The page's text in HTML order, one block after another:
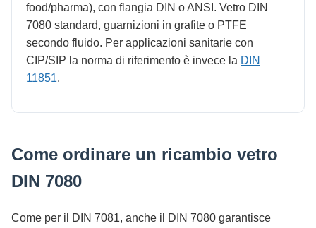
food/pharma), con flangia DIN o ANSI. Vetro DIN
7080 standard, guarnizioni in grafite o PTFE
secondo fluido. Per applicazioni sanitarie con
CIP/SIP la norma di riferimento è invece la DIN
11851.
Come ordinare un ricambio vetro
DIN 7080
Come per il DIN 7081, anche il DIN 7080 garantisce